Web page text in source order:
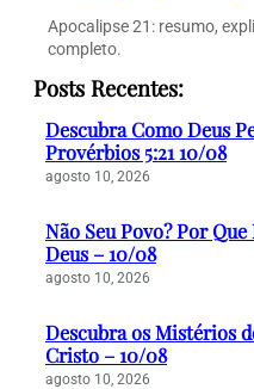
Apocalipse 21: resumo,
completo.
Posts Recentes:
Descubra Como Deus
Provérbios 5:21 10/08
agosto 10, 2026
Não Seu Povo? Por
Deus – 10/08
agosto 10, 2026
Descubra os Mistérios
Cristo – 10/08
agosto 10, 2026